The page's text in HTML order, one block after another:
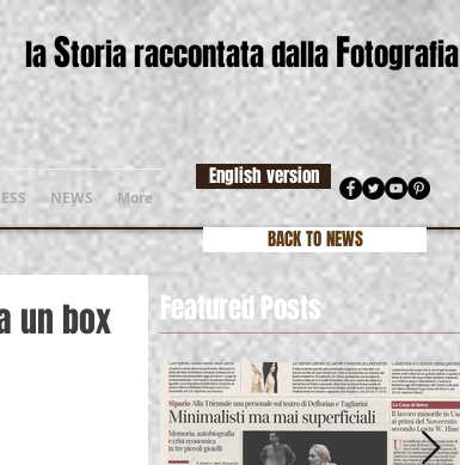
laStoria raccontata dallaFotografia
NEWS More
English version
BACK TO NEWS
un box
Featured Posts